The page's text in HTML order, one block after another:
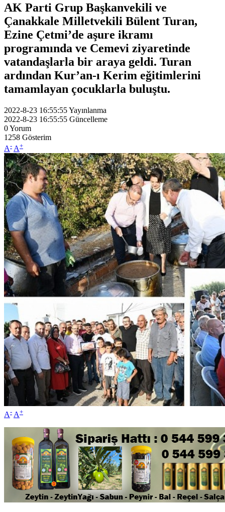
AK Parti Grup Başkanvekili ve
Çanakkale Milletvekili Bülent Turan,
Ezine Çetmi’de aşure ikramı
programında ve Cemevi ziyaretinde
vatandaşlarla bir araya geldi. Turan
ardından Kur’an-ı Kerim eğitimlerini
tamamlayan çocuklarla buluştu.
2022-8-23 16:55:55Yayınlanma
2022-8-23 16:55:55 Güncelleme
0Yorum
1258 Gösterim
A- A+
A- A+